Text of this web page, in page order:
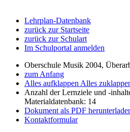
Lehrplan-Datenbank
zurück zur Startseite
zurück zur Schulart
Im Schulportal anmelden
Oberschule Musik 2004,
zum Anfang
Alles aufklappen Alles
Anzahl der Lernziele und -
Materialdatenbank: 14
Dokument als PDF
Kontaktformular